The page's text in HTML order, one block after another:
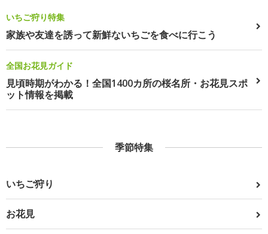
いちご狩り特集
家族や友達を誘って新鮮ないちごを食べに行こう
全国お花見ガイド
見頃時期がわかる！全国1400カ所の桜名所・お花見スポ
ット情報を掲載
季節特集
いちご狩り
お花見